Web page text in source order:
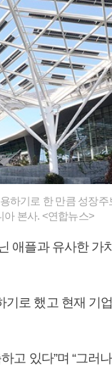
하기로 한 만큼 성장주
아 본사. <연합뉴스>
애플과 유사한 가
로 했고 현재 기
고 있다”며 “그러